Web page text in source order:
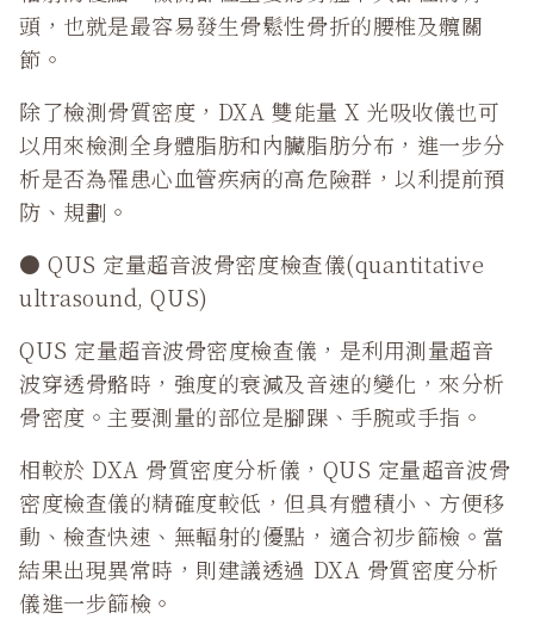
頭，也就是最容易發生骨鬆性骨折的腰椎及髖關
節。
除了檢測骨質密度，DXA 雙能量 X 光吸收儀也可
以用來檢測全身體脂肪和內臟脂肪分布，進一步分
析是否為罹患心血管疾病的高危險群，以利提前預
防、規劃。
● QUS 定量超音波骨密度檢查儀(quantitative
ultrasound, QUS)
QUS 定量超音波骨密度檢查儀，是利用測量超音
波穿透骨骼時，強度的衰減及音速的變化，來分析
骨密度。主要測量的部位是腳踝、手腕或手指。
相較於 DXA 骨質密度分析儀，QUS 定量超音波骨
密度檢查儀的精確度較低，但具有體積小、方便移
動、檢查快速、無輻射的優點，適合初步篩檢。當
結果出現異常時，則建議透過 DXA 骨質密度分析
儀進一步篩檢。